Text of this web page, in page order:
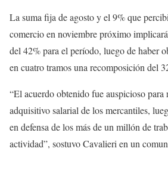
La suma fija de agosto y el 9% que
comercio en noviembre próximo
del 42% para el período, luego de haber
en cuatro tramos una recomposición del
“El acuerdo obtenido fue auspicioso para
adquisitivo salarial de los mercantiles,
en defensa de los más de un millón de
actividad”, sostuvo Cavalieri en un